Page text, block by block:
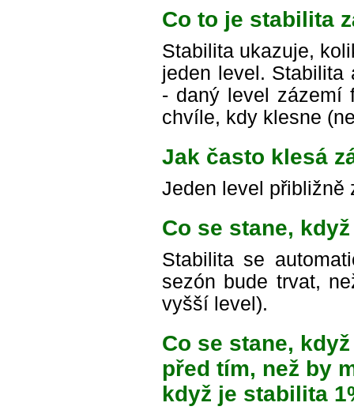
Co to je stabilita
Stabilita ukazuje,
jeden level. Stabilita
- daný level zázemí
chvíle, kdy klesne
Jak často klesá
Jeden level přibližně
Co se stane,
Stabilita se
sezón bude trvat,
vyšší level).
Co se stane,
před tím, než by
když je stabilita